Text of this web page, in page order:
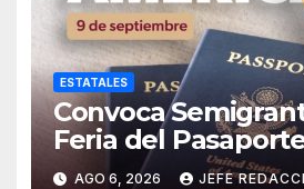
ESTATALES
Convoca
Feria del
Estadounidense
AGO 6, 2026 JEFE